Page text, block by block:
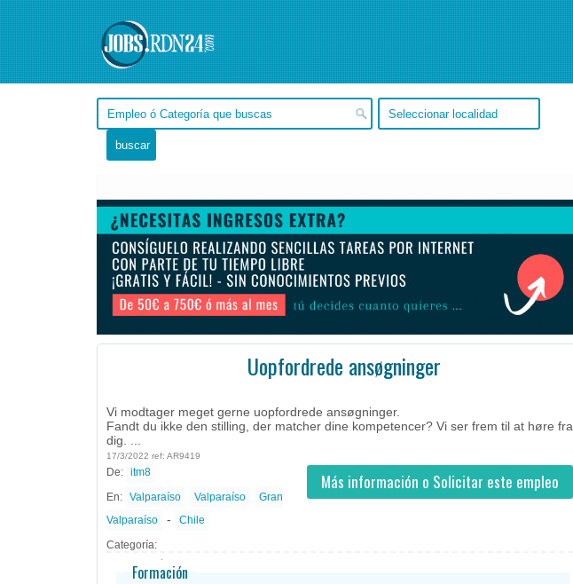
Uopfordrede ansøgninger
Vi modtager meget gerne uopfordrede ansøgninger.
Fandt du ikke den stilling, der matcher dine kompetencer? Vi ser frem til at høre fra
dig. ...
17/3/2022 ref: AR9419
Más información o Solicitar este empleo
De: itm8
En: Valparaíso Valparaíso
Gran
Valparaíso
-
Chile
Categoría:
Formación